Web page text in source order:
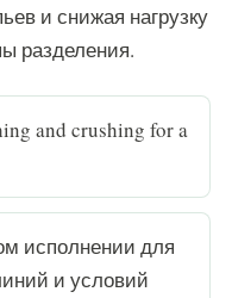
и снижая нагрузку
разделения.
and crushing for a
исполнении для
и условий